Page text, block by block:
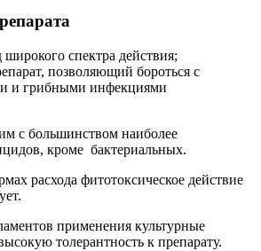
спектра действия;
позволяющий бороться с
и грибными инфекциями
с большинством наиболее
кроме бактериальных.
расхода фитотоксическое действие
применения культурные
толерантность к препарату.